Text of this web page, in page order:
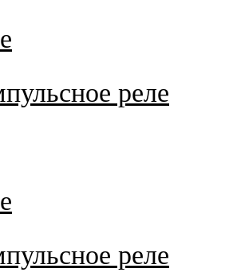
реле
реле